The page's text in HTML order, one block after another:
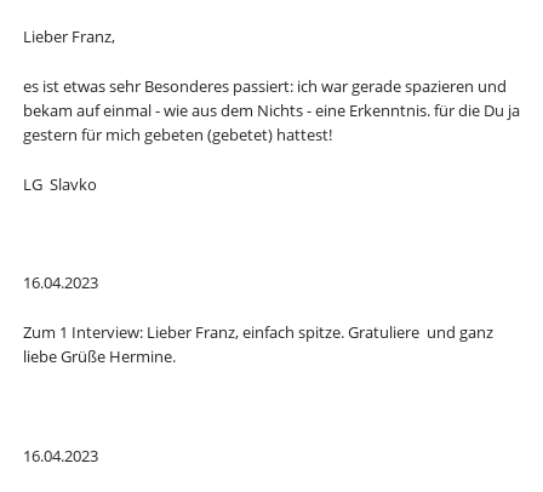
Lieber Franz,
es ist etwas sehr Besonderes passiert: ich war gerade spazieren und
bekam auf einmal - wie aus dem Nichts - eine Erkenntnis. für die Du ja
gestern für mich gebeten (gebetet) hattest!
LG Slavko
16.04.2023
Zum 1 Interview: Lieber Franz, einfach spitze. Gratuliere und ganz
liebe Grüße Hermine.
16.04.2023